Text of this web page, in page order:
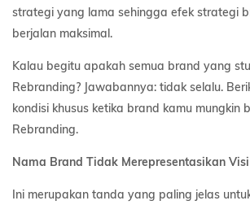
strategi yang lama sehingga efek strategi
berjalan maksimal.
Kalau begitu apakah semua brand yang
Rebranding? Jawabannya: tidak selalu.
kondisi khusus ketika brand kamu mungkin
Rebranding.
Nama Brand Tidak Merepresentasikan Visi
Ini merupakan tanda yang paling jelas